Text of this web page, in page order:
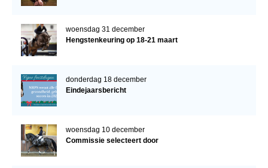
woensdag 31 december
Hengstenkeuring op 18-21 maart
donderdag 18 december
Eindejaarsbericht
woensdag 10 december
Commissie selecteert door